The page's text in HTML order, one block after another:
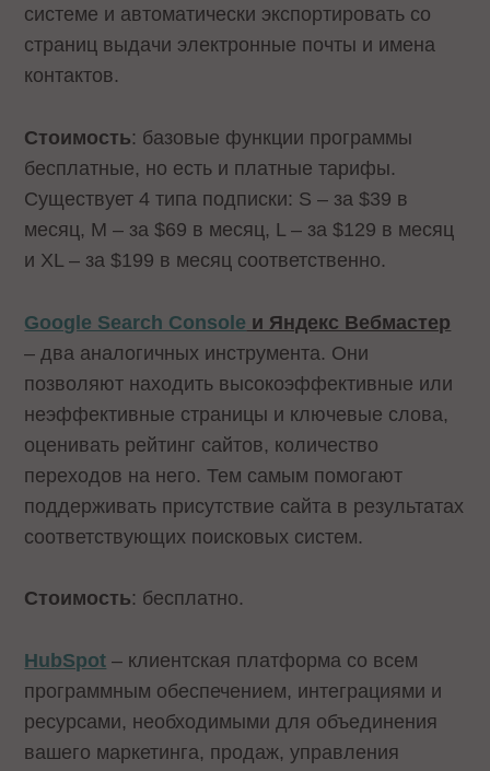
системе и автоматически экспортировать со
страниц выдачи электронные почты и имена
контактов.
Стоимость: базовые функции программы
бесплатные, но есть и платные тарифы.
Существует 4 типа подписки: S – за $39 в
месяц, M – за $69 в месяц, L – за $129 в месяц
и XL – за $199 в месяц соответственно.
Google Search Console и Яндекс Вебмастер
– два аналогичных инструмента. Они
позволяют находить высокоэффективные или
неэффективные страницы и ключевые слова,
оценивать рейтинг сайтов, количество
переходов на него. Тем самым помогают
поддерживать присутствие сайта в результатах
соответствующих поисковых систем.
Стоимость: бесплатно.
HubSpot – клиентская платформа со всем
программным обеспечением, интеграциями и
ресурсами, необходимыми для объединения
вашего маркетинга, продаж, управления